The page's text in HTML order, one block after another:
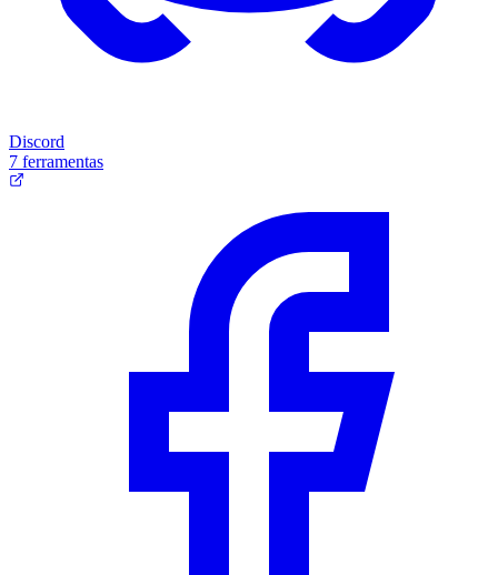
Discord
7 ferramentas